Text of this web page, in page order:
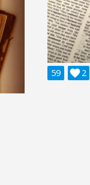
59 2
